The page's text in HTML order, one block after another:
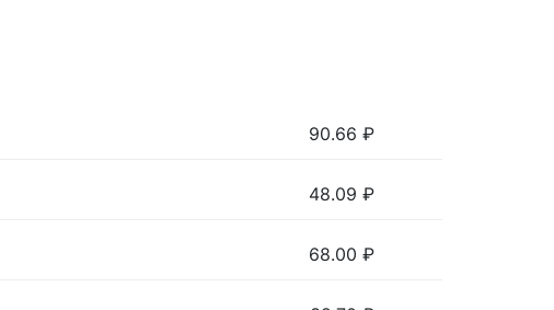
90.66 ₽
48.09 ₽
68.00 ₽